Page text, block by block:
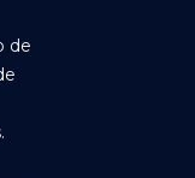
de